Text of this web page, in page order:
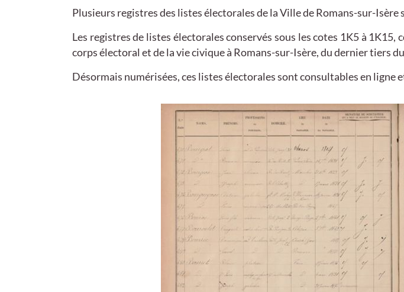
Plusieurs registres des listes électorales de la Ville de Romans-sur-
Les registres de listes électorales conservés sous les cotes 1K5 à
corps électoral et de la vie civique à Romans-sur-Isère, du dernier tiers
Désormais numérisées, ces listes électorales sont consultables en ligne